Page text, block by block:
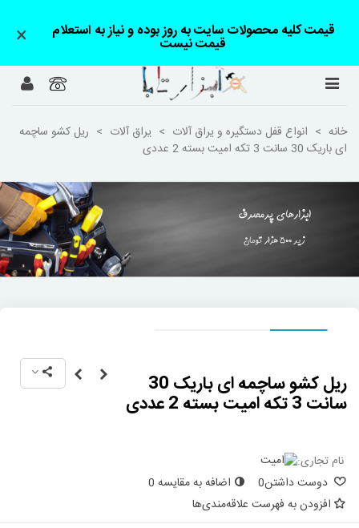
قیمت کلیه محصولات سایت به روز بوده و نیاز به استعلام
قیمت نیست ×
خانه > انواع قفل دستگیره و یراق آلات > یراق آلات > ریل کشو ساچمه
ای باریک 30 سانت 3 تکه امیت بسته 2 عددی
ریل کشو ساچمه ای باریک 30
سانت 3 تکه امیت بسته 2 عددی
نام تجاری:
دوست داشتن0 اضافه به مقایسه 0
افزودن به فهرست علاقه‌مندی‌ها